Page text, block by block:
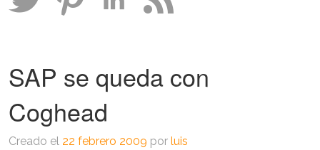
SAP se queda con
Coghead
Creado el 22 febrero 2009 por luis